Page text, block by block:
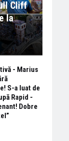
Cliff
la
- Marius
S-a luat de
Rapid -
Dobre